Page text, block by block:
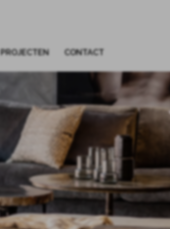
PROJECTEN CONTACT